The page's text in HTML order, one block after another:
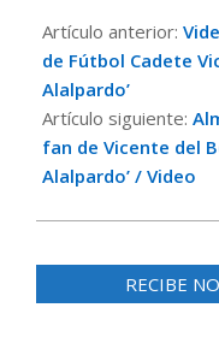
04-
12
Artículo anterior:
de Fútbol Cadete
Alalpardo’
Artículo siguiente:
fan de Vicente del
Alalpardo’ / Video
RECIBE